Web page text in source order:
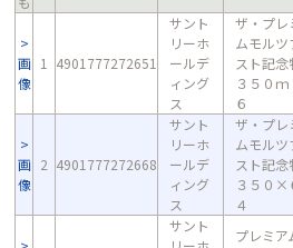
画
像
1 4901777272651
サント
リーホ
ールデ
ィング
ス
ザ・プレ
ムモルツ
スト記念
３５０
６
画
像
2 4901777272668
サント
リーホ
ールデ
ィング
ス
ザ・プレ
ムモルツ
スト記念
３５０
４
サント
プレミア